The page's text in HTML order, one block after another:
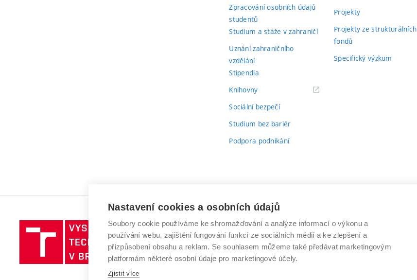
Zpracování osobních údajů
studentů
Studium a stáže v zahraničí
Uznání zahraničního
vzdělání
Stipendia
Knihovny(externí
Sociální bezpečí
Studium bez bariér
Podpora podnikání
Projekty
Projekty ze strukturálních
fondů
Specifický výzkum
Vysoké
učení
technické
v
VYSOKÉ UČENÍ TECHNICKÉ V BRNĚ
Antonínská 548/1
602 00 Brno
www.vut.cz
Nastavení cookies a osobních údajů
Soubory cookie používáme ke shromažďování a analýze informací o výkonu a
používání webu, zajištění fungování funkcí ze sociálních médií a ke zlepšení a
přizpůsobení obsahu a reklam. Se souhlasem můžeme také předávat marketingovým
platformám některé osobní údaje pro marketingové účely.
Zjistit více